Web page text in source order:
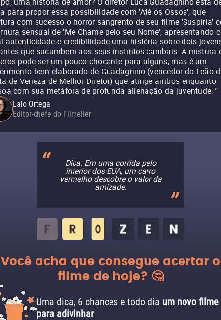
para propor essa possibilidade com 'Até os Ossos', que
com sucesso o horror sangrento de seu filme 'Suspiria'
sensual de 'Me Chame pelo seu Nome', apresentando
autenticidade e credibilidade uma história sobre dois
que sucumbem aos seus instintos canibais. A mistura
pode ser um pouco chocante para alguns, mas é um
bem elaborado de Guadagnino (vencedor do Leão
de Veneza de Melhor Diretor) que atinge ambos enquanto
com sua metáfora de profunda alienação da juventude. "
Lalo Ortega
Editor-chefe do Filmelier
Dica: Em uma corrida pelo
interior dos EUA, um carro
vermelho descobre o valor da
amizade.
Você acha que consegue acertar o
filme de hoje? 🤔
Uma dica, 6 chances e todo dia um novo filme
para adivinhar